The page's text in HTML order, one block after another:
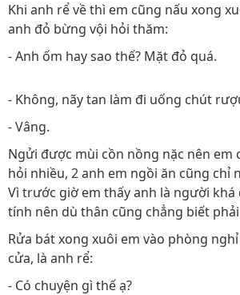
Khi anh rể về thì em cũng nấu xong
anh đỏ bừng vội hỏi thăm:
- Anh ốm hay sao thế? Mặt đỏ quá.
- Không, nãy tan làm đi uống chút
- Vâng.
Ngửi được mùi cồn nồng nặc nên em
hỏi nhiều, 2 anh em ngồi ăn cũng chỉ
Vì trước giờ em thấy anh là người
tính nên dù thân cũng chẳng biết
Rửa bát xong xuôi em vào phòng
cửa, là anh rể:
- Có chuyện gì thế ạ?